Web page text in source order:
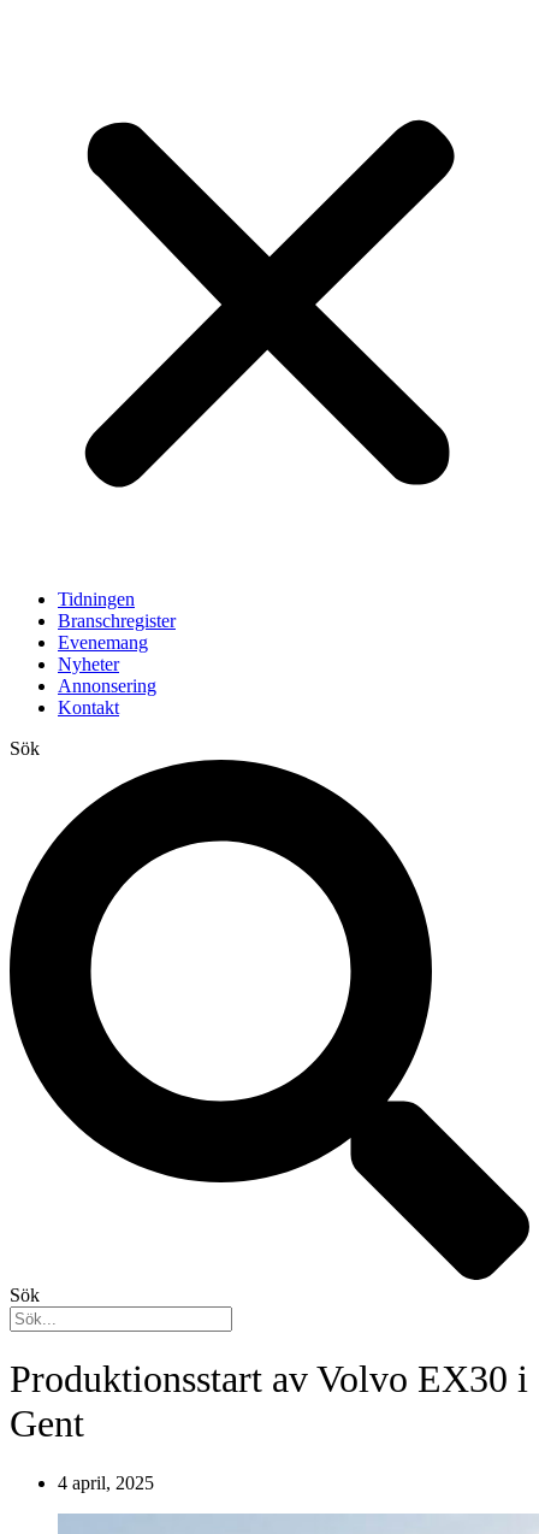
Tidningen
Branschregister
Evenemang
Nyheter
Annonsering
Kontakt
Sök
Sök
Produktionsstart av Volvo EX30 i
Gent
4 april, 2025